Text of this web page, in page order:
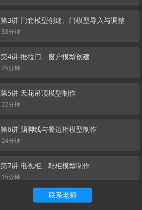
第3讲 门套模型创建、门模型导入与调整
38分钟
第4讲 推拉门、窗户模型创建
25分钟
第5讲 天花吊顶模型制作
22分钟
第6讲 踢脚线与餐边柜模型制作
24分钟
第7讲 电视柜、鞋柜模型制作
15分钟
第8讲 软装模型选择与导入技巧
联系老师